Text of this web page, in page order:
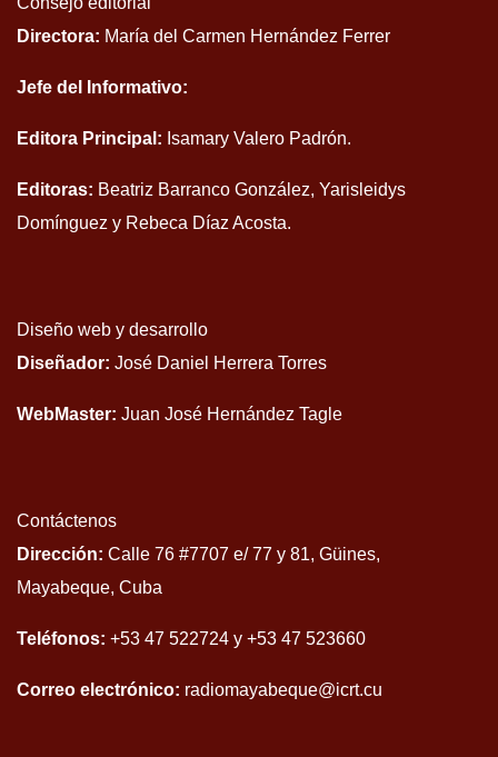
Directora: María del Carmen Hernández Ferrer
Jefe del Informativo:
Editora Principal: Isamary Valero Padrón.
Editoras: Beatriz Barranco González, Yarisleidys
Domínguez y Rebeca Díaz Acosta.
Diseño web y desarrollo
Diseñador: José Daniel Herrera Torres
WebMaster: Juan José Hernández Tagle
Contáctenos
Dirección: Calle 76 #7707 e/ 77 y 81, Güines,
Mayabeque, Cuba
Teléfonos: +53 47 522724 y +53 47 523660
Correo electrónico: radiomayabeque@icrt.cu